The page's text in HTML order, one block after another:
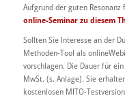
Aufgrund der guten Resonanz
online-Seminar zu diesem
Sollten Sie Interesse an der
Methoden-Tool als
vorschlagen. Die Dauer für
MwSt. (s. Anlage). Sie
kostenlosen MITO-